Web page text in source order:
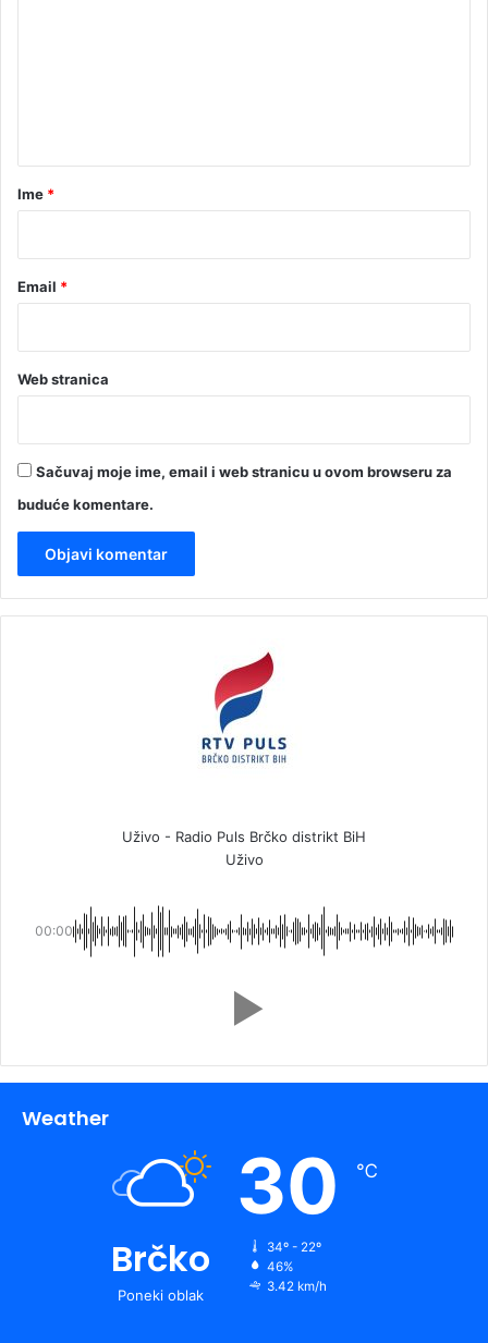
rIme *
Email *
Web stranica
Sačuvaj moje ime, email i web stranicu u ovom browseru za
buduće komentare.
Uživo - Radio Puls Brčko distrikt BiH
Uživo
00:00
Weather
Brčko
Poneki oblak
30 ℃
34º - 22º
46%
3.42 km/h